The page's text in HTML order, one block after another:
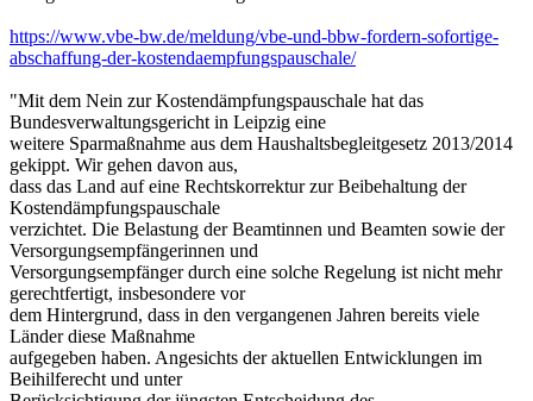
https://www.vbe-bw.de/meldung/vbe-und-bbw-fordern-sofortige-
abschaffung-der-kostendaempfungspauschale/
"Mit dem Nein zur Kostendämpfungspauschale hat das
Bundesverwaltungsgericht in Leipzig eine
weitere Sparmaßnahme aus dem Haushaltsbegleitgesetz 2013/2014
gekippt. Wir gehen davon aus,
dass das Land auf eine Rechtskorrektur zur Beibehaltung der
Kostendämpfungspauschale
verzichtet. Die Belastung der Beamtinnen und Beamten sowie der
Versorgungsempfängerinnen und
Versorgungsempfänger durch eine solche Regelung ist nicht mehr
gerechtfertigt, insbesondere vor
dem Hintergrund, dass in den vergangenen Jahren bereits viele
Länder diese Maßnahme
aufgegeben haben. Angesichts der aktuellen Entwicklungen im
Beihilferecht und unter